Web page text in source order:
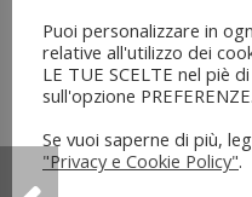
Puoi personalizzare in
relative all'utilizzo dei
LE TUE SCELTE nel piè
sull'opzione PREFERENZE.
Se vuoi saperne di più,
"Privacy e Cookie Policy".